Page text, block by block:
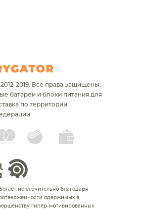
2019. Все права защищены.
батареи и блоки питания для
по территории
исключительно благодаря
одержимых в
гипер-мотивированных